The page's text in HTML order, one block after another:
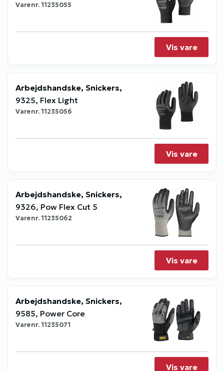
Varenr.11235055
Vis vare
Arbejdshandske, Snickers,
9325, Flex Light
Varenr.11235056
Vis vare
Arbejdshandske, Snickers,
9326, Pow Flex Cut 5
Varenr.11235062
Vis vare
Arbejdshandske, Snickers,
9585, Power Core
Varenr.11235071
Vis vare